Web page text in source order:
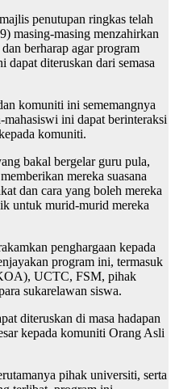
penutupan ringkas telah
masing-masing menzahirkan
berharap agar program
diteruskan dari semasa
komuniti ini sememangnya
mahasiswi ini dapat berinteraksi
komuniti.
bakal bergelar guru pula,
mereka suasana
dan cara yang boleh mereka
untuk murid-murid mereka
penghargaan kepada
program ini, termasuk
UCTC, FSM, pihak
sukarelawan siswa.
diteruskan di masa hadapan
kepada komuniti Orang Asli
pihak universiti, serta